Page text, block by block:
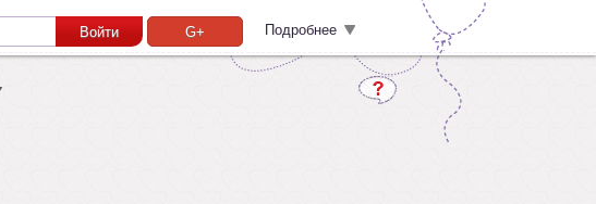
Войти G+ Подробнее